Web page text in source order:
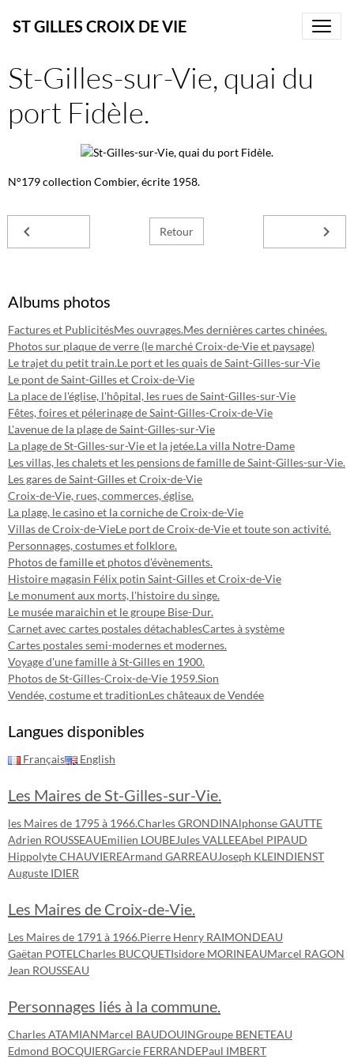
ST GILLES CROIX DE VIE
St-Gilles-sur-Vie, quai du
port Fidèle.
N°179 collection Combier, écrite 1958.
Retour
Albums photos
Factures et PublicitésMes ouvrages.Mes dernières cartes chinées.
Photos sur plaque de verre (le marché Croix-de-Vie et paysage)
Le trajet du petit train.Le port et les quais de Saint-Gilles-sur-Vie
Le pont de Saint-Gilles et Croix-de-Vie
La place de l'église, l'hôpital, les rues de Saint-Gilles-sur-Vie
Fêtes, foires et pélerinage de Saint-Gilles-Croix-de-Vie
L'avenue de la plage de Saint-Gilles-sur-Vie
La plage de St-Gilles-sur-Vie et la jetée.La villa Notre-Dame
Les villas, les chalets et les pensions de famille de Saint-Gilles-sur-Vie.
Les gares de Saint-Gilles et Croix-de-Vie
Croix-de-Vie, rues, commerces, église.
La plage, le casino et la corniche de Croix-de-Vie
Villas de Croix-de-VieLe port de Croix-de-Vie et toute son activité.
Personnages, costumes et folklore.
Photos de famille et photos d'évènements.
Histoire magasin Félix potin Saint-Gilles et Croix-de-Vie
Le monument aux morts, l'histoire du singe.
Le musée maraichin et le groupe Bise-Dur.
Carnet avec cartes postales détachablesCartes à système
Cartes postales semi-modernes et modernes.
Voyage d'une famille à St-Gilles en 1900.
Photos de St-Gilles-Croix-de-Vie 1959.Sion
Vendée, costume et traditionLes châteaux de Vendée
Langues disponibles
Français English
Les Maires de St-Gilles-sur-Vie.
les Maires de 1795 à 1966.Charles GRONDINAlphonse GAUTTE
Adrien ROUSSEAUEmilien LOUBEJules VALLEEAbel PIPAUD
Hippolyte CHAUVIEREArmand GARREAUJoseph KLEINDIENST
Auguste IDIER
Les Maires de Croix-de-Vie.
Les Maires de 1791 à 1966.Pierre Henry RAIMONDEAU
Gaëtan POTEL Charles BUCQUETIsidore MORINEAUMarcel RAGON
Jean ROUSSEAU
Personnages liés à la commune.
Charles ATAMIANMarcel BAUDOUINGroupe BENETEAU
Edmond BOCQUIERGarcie FERRANDEPaul IMBERT